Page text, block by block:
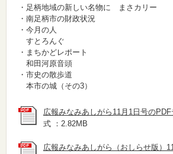
・足柄地域の新しい名物に まさカリー
・南足柄市の財政状況
・今月の人
すとろんぐ
・まちかどレポート
和田河原音頭
・市史の散歩道
本市の城（その3）
広報みなみあしがら11月1日号のPDF
式 ：2.82MB
広報みなみあしがら（おしらせ版）